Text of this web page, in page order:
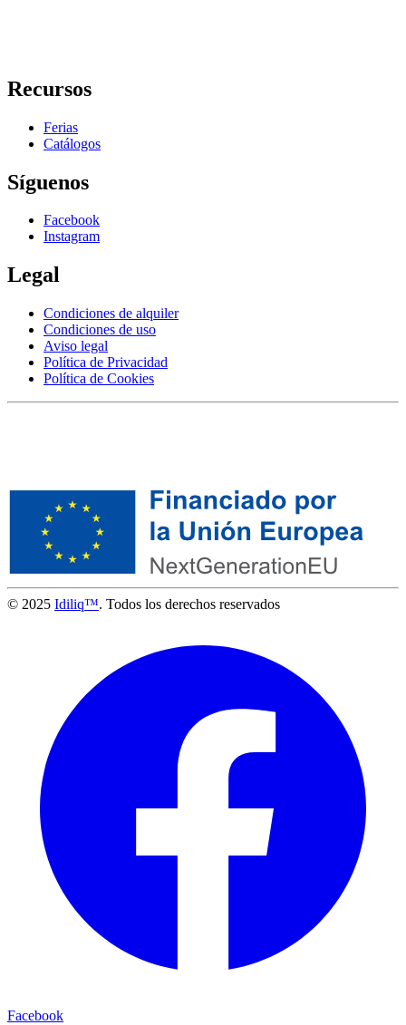
Recursos
Ferias
Catálogos
Síguenos
Facebook
Instagram
Legal
Condiciones de alquiler
Condiciones de uso
Aviso legal
Política de Privacidad
Política de Cookies
© 2025 Idiliq™. Todos los derechos reservados
Facebook